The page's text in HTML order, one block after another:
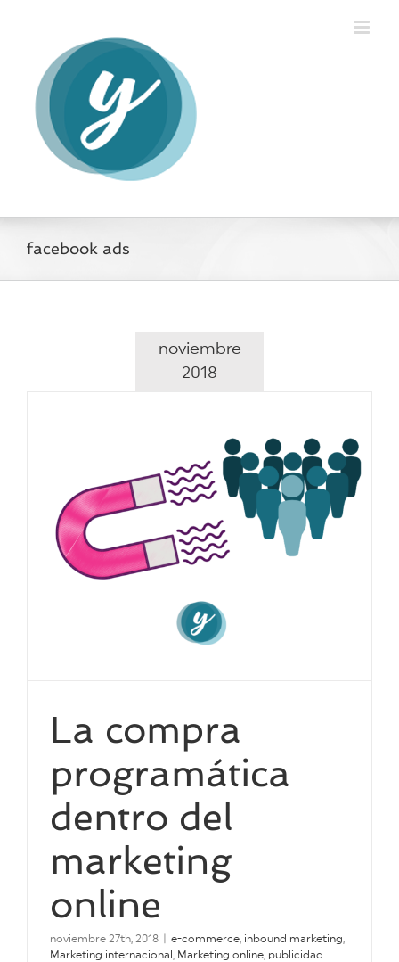
contenido
facebook ads
noviembre
2018
La compra
programática
dentro del
marketing
online
noviembre 27th, 2018 e-commerce inbound marketing
Marketing internacional
Marketing online publicidad